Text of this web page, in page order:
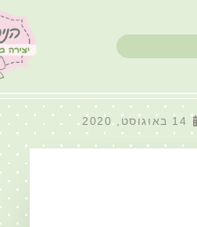
14 באוגוסט, 2020